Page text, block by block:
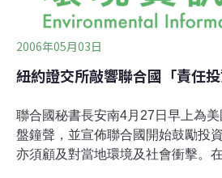
2006年05月03日
紐約證交所敲響聯合國「責任投
聯合國秘書長安南4月27日早上為
盤鐘聲，並宣佈聯合國開始鼓勵投
亦須顧及對當地環境及社會衝擊。